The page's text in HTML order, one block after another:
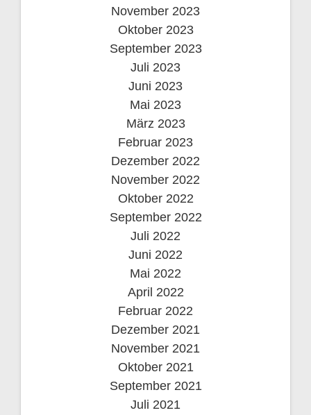
November 2023
Oktober 2023
September 2023
Juli 2023
Juni 2023
Mai 2023
März 2023
Februar 2023
Dezember 2022
November 2022
Oktober 2022
September 2022
Juli 2022
Juni 2022
Mai 2022
April 2022
Februar 2022
Dezember 2021
November 2021
Oktober 2021
September 2021
Juli 2021